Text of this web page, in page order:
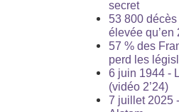
secret
53 800
élevée qu’en
57 % des
perd les
6 juin 1944 -
(vidéo 2’24)
7 juillet 2025